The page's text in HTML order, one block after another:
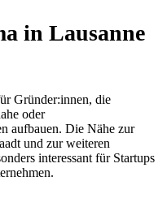
in Lausanne
Gründer:innen, die
oder
aufbauen. Die Nähe zur
und zur weiteren
interessant für Startups